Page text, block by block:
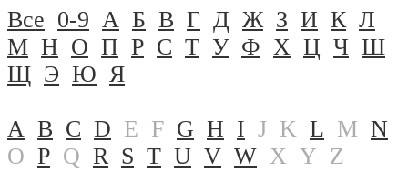
Все 0-9 А Б В Г Д Ж З И К Л
М Н О П Р С Т У Ф Х Ц Ч Ш
Щ Э Ю Я
A B C D E F G H I J K L M N
O P Q R S T U V W X Y Z